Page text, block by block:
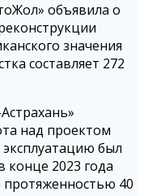
объявила о
значения
составляет 272
над проектом
эксплуатацию был
конце 2023 года
протяженностью 40